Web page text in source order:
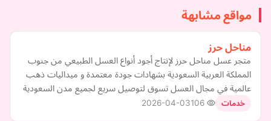
مواقع مشابهة
مناحل حرز
متجر عسل مناحل حرز لإنتاج أجود أنواع العسل الطبيعي من جنوب
المملكة العربية السعودية بشهادات جودة معتمدة و ميداليات ذهب
عالمية في مجال العسل تسوق لتوصيل سريع لجميع مدن السعودية
خدمات 2026-04-03